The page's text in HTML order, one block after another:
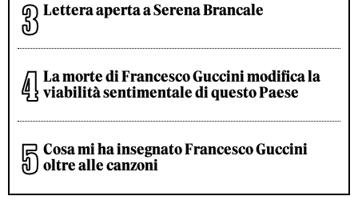
Lettera aperta a Serena Brancale
La morte di Francesco Guccini modifica la
viabilità sentimentale di questo Paese
Cosa mi ha insegnato Francesco Guccini
oltre alle canzoni